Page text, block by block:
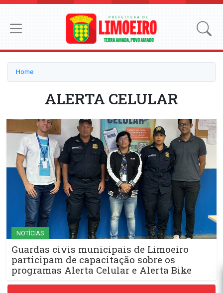
Home
ALERTA CELULAR
NOTÍCIAS
Guardas civis municipais de Limoeiro
participam de capacitação sobre os
programas Alerta Celular e Alerta Bike